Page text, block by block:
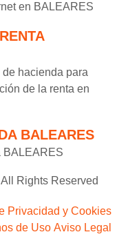
en BALEARES
hacienda para
de la renta en
BALEARES
BALEARES
Rights Reserved
Privacidad y Cookies
de Uso Aviso Legal